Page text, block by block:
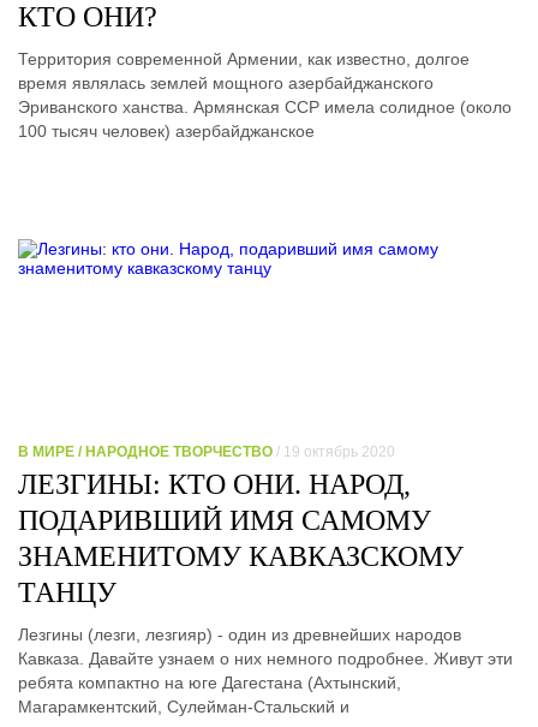
КТО ОНИ?
Территория современной Армении, как известно, долгое
время являлась землей мощного азербайджанского
Эриванского ханства. Армянская ССР имела солидное (около
100 тысяч человек) азербайджанское
В МИРЕ / НАРОДНОЕ ТВОРЧЕСТВО / 19 октябрь 2020
ЛЕЗГИНЫ: КТО ОНИ. НАРОД,
ПОДАРИВШИЙ ИМЯ САМОМУ
ЗНАМЕНИТОМУ КАВКАЗСКОМУ
ТАНЦУ
Лезгины (лезги, лезгияр) - один из древнейших народов
Кавказа. Давайте узнаем о них немного подробнее. Живут эти
ребята компактно на юге Дагестана (Ахтынский,
Магарамкентский, Сулейман-Стальский и